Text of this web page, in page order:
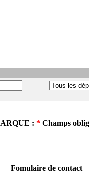
: * Champs
Fomulaire de contact